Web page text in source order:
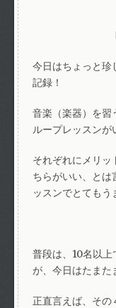
今日はちょっと珍
記録！
音楽（楽器）を習
ループレッスンが
それぞれにメリ
ちらがいい、とは
ッスンでとてもう
普段は、10名以
が、今日はたまた
正直言えば、その